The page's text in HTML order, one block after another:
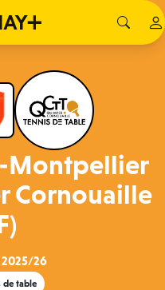
Montpellier
Cornouaille
2025/26
de table